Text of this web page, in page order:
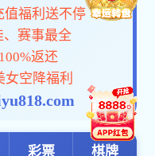
人民政府
育部
技术部
信息化部